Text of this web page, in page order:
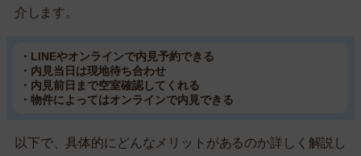
介します。
・LINEやオンラインで内見予約できる
・内見当日は現地待ち合わせ
・内見前日まで空室確認してくれる
・物件によってはオンラインで内見できる
以下で、具体的にどんなメリットがあるのか詳しく解説し